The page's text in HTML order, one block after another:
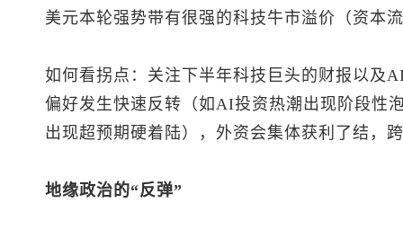
美元本轮强势带有很强的科技牛市溢价（资本
如何看拐点：关注下半年科技巨头的财报以及
偏好发生快速反转（如AI投资热潮出现阶段性
出现超预期硬着陆），外资会集体获利了结，
地缘政治的“反弹”